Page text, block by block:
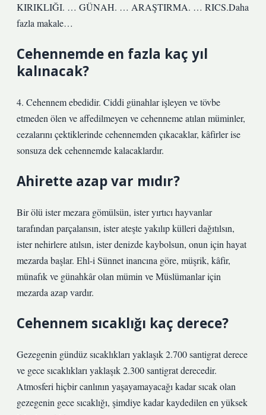
KIRIKLIĞI. … GÜNAH. … ARAŞTIRMA. … RICS.Daha
fazla makale…
Cehennemde en fazla kaç yıl
kalınacak?
4. Cehennem ebedidir. Ciddi günahlar işleyen ve tövbe
etmeden ölen ve affedilmeyen ve cehenneme atılan müminler,
cezalarını çektiklerinde cehennemden çıkacaklar, kâfirler ise
sonsuza dek cehennemde kalacaklardır.
Ahirette azap var mıdır?
Bir ölü ister mezara gömülsün, ister yırtıcı hayvanlar
tarafından parçalansın, ister ateşte yakılıp külleri dağıtılsın,
ister nehirlere atılsın, ister denizde kaybolsun, onun için hayat
mezarda başlar. Ehl-i Sünnet inancına göre, müşrik, kâfir,
münafık ve günahkâr olan mümin ve Müslümanlar için
mezarda azap vardır.
Cehennem sıcaklığı kaç derece?
Gezegenin gündüz sıcaklıkları yaklaşık 2.700 santigrat derece
ve gece sıcaklıkları yaklaşık 2.300 santigrat derecedir.
Atmosferi hiçbir canlının yaşayamayacağı kadar sıcak olan
gezegenin gece sıcaklığı, şimdiye kadar kaydedilen en yüksek